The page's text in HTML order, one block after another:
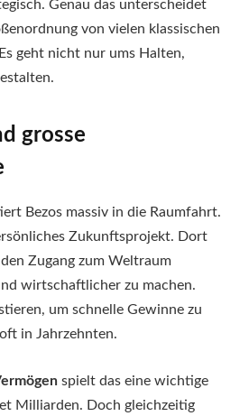
Genau das unterscheidet
von vielen klassischen
geht nicht nur ums Halten,
grosse
Bezos massiv in die Raumfahrt.
Zukunftsprojekt. Dort
Zugang zum Weltraum
wirtschaftlicher zu machen.
um schnelle Gewinne zu
in Jahrzehnten.
spielt das eine wichtige
Milliarden. Doch gleichzeitig